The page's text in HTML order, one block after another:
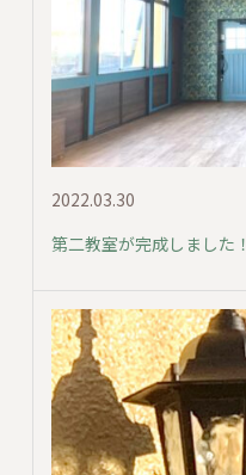
2022.03.30
第二教室が完成しました！